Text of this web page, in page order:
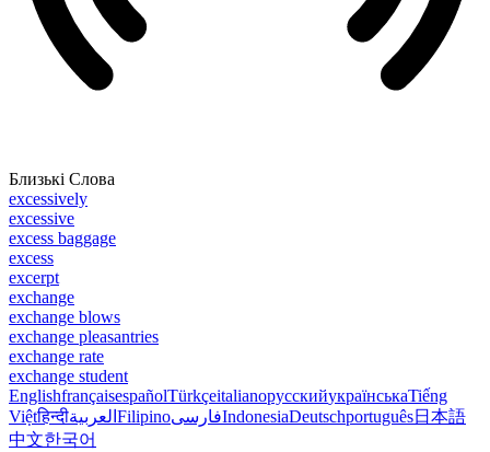
Близькі Слова
excessively
excessive
excess baggage
excess
excerpt
exchange
exchange blows
exchange pleasantries
exchange rate
exchange student
EnglishfrançaisespañolTürkçeitalianoрусскийукраїнськаTiếng
Việtहिन्दीالعربية FilipinoفارسیIndonesiaDeutschportuguês日本語
中文한국어